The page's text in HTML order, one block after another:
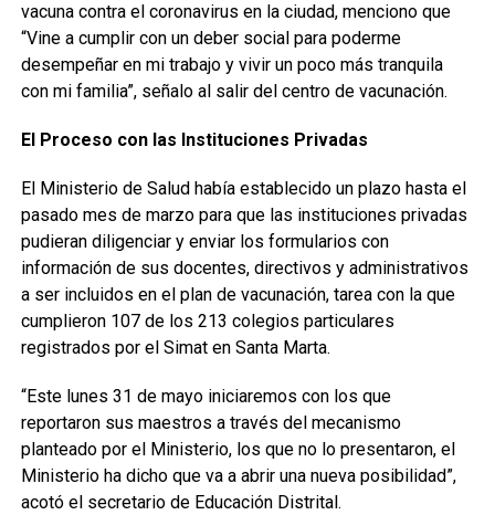
vacuna contra el coronavirus en la ciudad, menciono que
“Vine a cumplir con un deber social para poderme
desempeñar en mi trabajo y vivir un poco más tranquila
con mi familia”, señalo al salir del centro de vacunación.
El Proceso con las Instituciones Privadas
El Ministerio de Salud había establecido un plazo hasta el
pasado mes de marzo para que las instituciones privadas
pudieran diligenciar y enviar los formularios con
información de sus docentes, directivos y administrativos
a ser incluidos en el plan de vacunación, tarea con la que
cumplieron 107 de los 213 colegios particulares
registrados por el Simat en Santa Marta.
“Este lunes 31 de mayo iniciaremos con los que
reportaron sus maestros a través del mecanismo
planteado por el Ministerio, los que no lo presentaron, el
Ministerio ha dicho que va a abrir una nueva posibilidad”,
acotó el secretario de Educación Distrital.